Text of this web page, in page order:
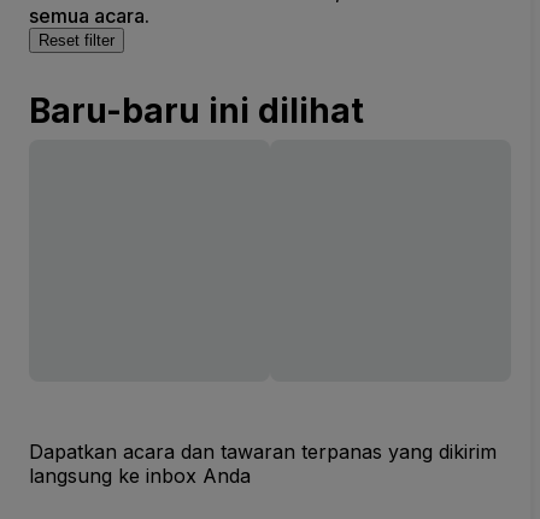
semua acara.
Reset filter
Baru-baru ini dilihat
Dapatkan acara dan tawaran terpanas yang dikirim
langsung ke inbox Anda